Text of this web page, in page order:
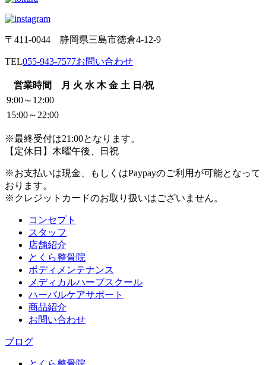
〒411-0044 静岡県三島市徳倉4-12-9
TEL055-943-7577お問い合わせ
営業時間 月 火 水 木 金 土 日/祝
9:00～12:00
15:00～22:00
※最終受付は21:00となります。
【定休日】木曜午後、日祝
※お支払いは現金、もしくはPaypayのご利用が可能となって
おります。
※クレジットカードのお取り扱いはございません。
コンセプト
スタッフ
店舗紹介
とくら整骨院
ボディメンテナンス
メディカルハーブスクール
ハーバルケアサポート
商品紹介
お問い合わせ
ブログ